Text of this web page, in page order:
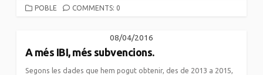
CATEGORIES
POBLE COMMENTS: 0
08/04/2016
A més IBI, més subvencions.
Segons les dades que hem pogut obtenir, des de 2013 a 2015,